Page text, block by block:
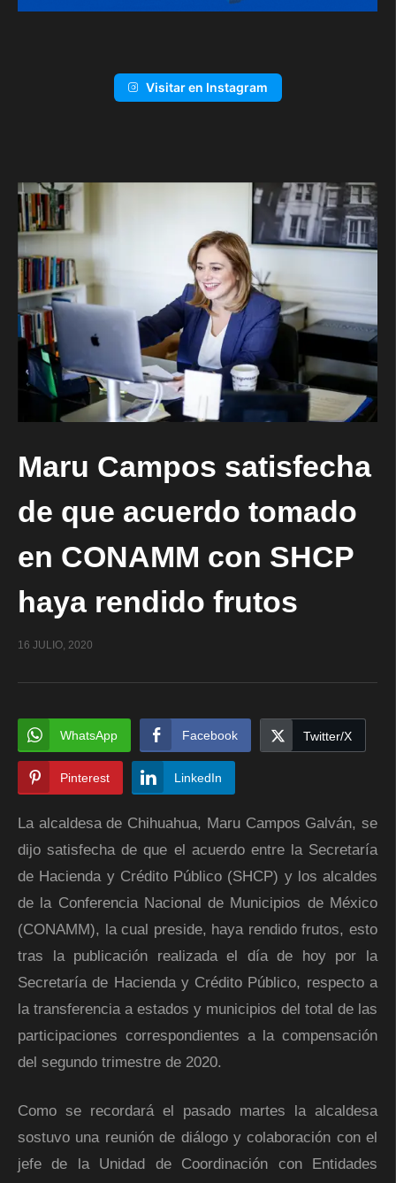
Visitar en Instagram
Maru Campos satisfecha
de que acuerdo tomado
en CONAMM con SHCP
haya rendido frutos
16 JULIO, 2020
WhatsApp Facebook Twitter/X
Pinterest LinkedIn
La alcaldesa de Chihuahua, Maru Campos Galván, se
dijo satisfecha de que el acuerdo entre la Secretaría
de Hacienda y Crédito Público (SHCP) y los alcaldes
de la Conferencia Nacional de Municipios de México
(CONAMM), la cual preside, haya rendido frutos, esto
tras la publicación realizada el día de hoy por la
Secretaría de Hacienda y Crédito Público, respecto a
la transferencia a estados y municipios del total de las
participaciones correspondientes a la compensación
del segundo trimestre de 2020.
Como se recordará el pasado martes la alcaldesa
sostuvo una reunión de diálogo y colaboración con el
jefe de la Unidad de Coordinación con Entidades